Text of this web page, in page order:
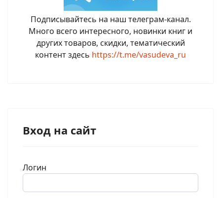
Подписывайтесь на наш телеграм-канал.
Много всего интересного, новинки книг и
других товаров, скидки, тематический
контент здесь https://t.me/vasudeva_ru
Вход на сайт
Логин